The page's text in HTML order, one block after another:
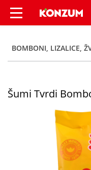
Šumi
BOMBONI, LIZALICE,
Šumi Tvrdi